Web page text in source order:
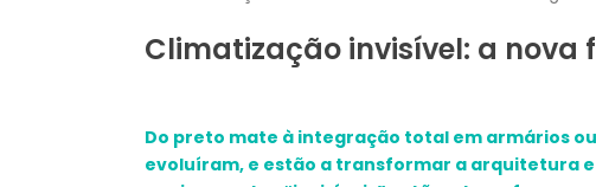
Climatização invisível: a nova
Do preto mate à integração total em armários
evoluíram, e estão a transformar a arquitetura